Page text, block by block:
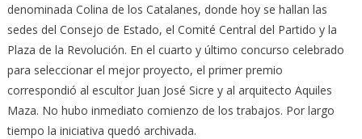
denominada Colina de los Catalanes, donde hoy se hallan las
sedes del Consejo de Estado, el Comité Central del Partido y la
Plaza de la Revolución. En el cuarto y último concurso celebrado
para seleccionar el mejor proyecto, el primer premio
correspondió al escultor Juan José Sicre y al arquitecto Aquiles
Maza. No hubo inmediato comienzo de los trabajos. Por largo
tiempo la iniciativa quedó archivada.